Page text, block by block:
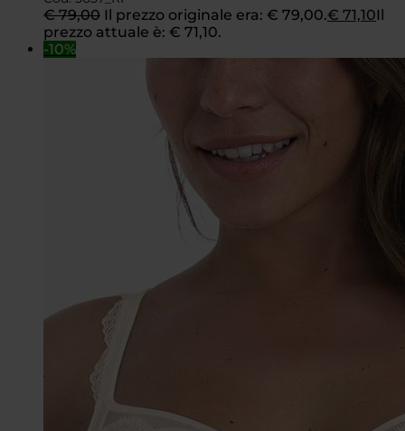
€79,00 Il prezzo originale era: € 79,00.€ 71,10Il
prezzo attuale è: € 71,10.
-10%